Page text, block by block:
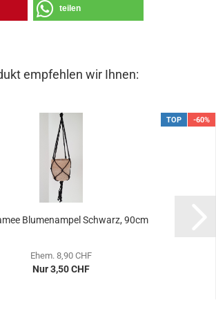
teilen
empfehlen wir Ihnen:
TOP -60%
Blumenampel Schwarz, 90cm
Ehem. 8,90 CHF
Nur 3,50 CHF